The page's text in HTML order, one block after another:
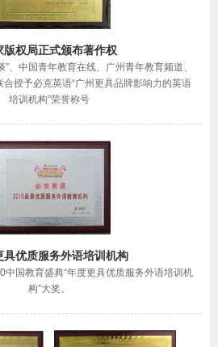
版权局正式颁布著作权
”、中国青年教育在线、广州青年教育频道、
合授予必克英语“广州更具品牌影响力的英语
培训机构”荣誉称号
具优质服务外语培训机构
中国教育盛典“年度更具优质服务外语培训机
构”大奖。